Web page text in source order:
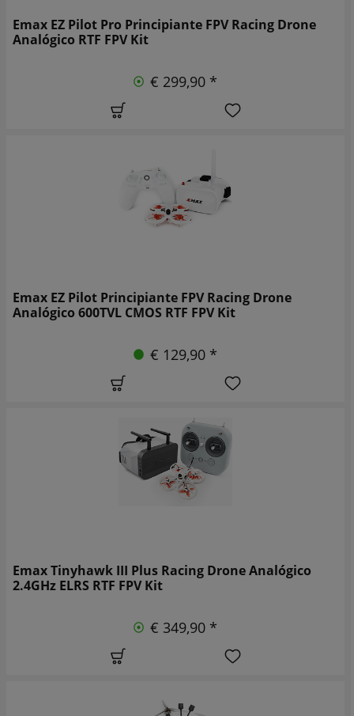
Emax EZ Pilot Pro Principiante FPV Racing Drone
Analógico RTF FPV Kit
€ 299,90 *
Emax EZ Pilot Principiante FPV Racing Drone
Analógico 600TVL CMOS RTF FPV Kit
€ 129,90 *
Emax Tinyhawk III Plus Racing Drone Analógico
2.4GHz ELRS RTF FPV Kit
€ 349,90 *